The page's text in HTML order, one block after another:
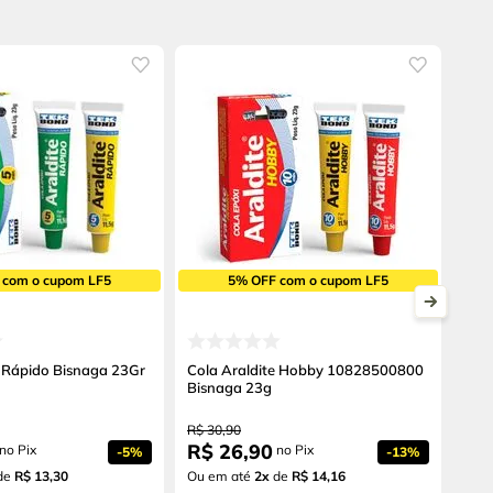
com o cupom LF5
Bisnaga 23Gr
no Pix -5%
R$ 13,30
5% OFF com o cupom LF5
Cola Araldite Hobby 10828500800
Bisnaga 23g
R$ 30,90
R$ 26,90 no Pix -13%
Ou em até 2x de R$ 14,16